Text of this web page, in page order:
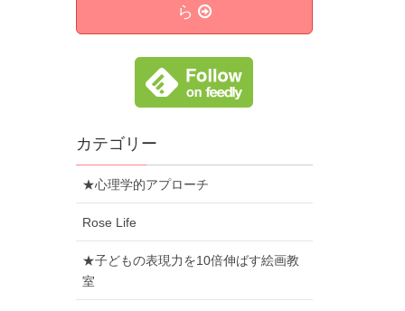
ら
カテゴリー
★心理学的アプローチ
Rose Life
★子どもの表現力を10倍伸ばす絵画教
室